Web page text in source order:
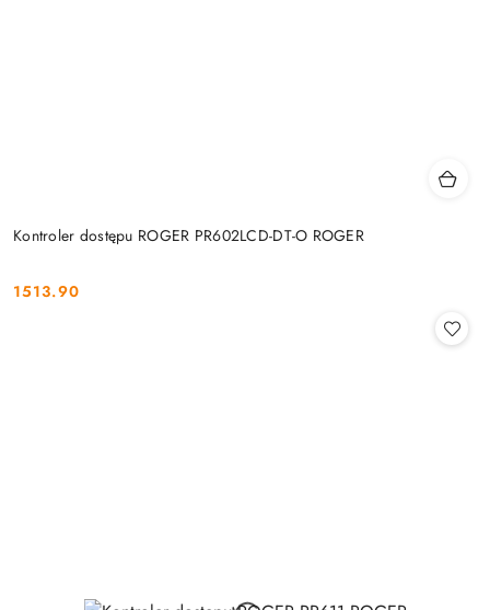
Kontroler dostępu ROGER PR602LCD-DT-O ROGER
Cena:
1513.90